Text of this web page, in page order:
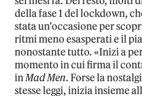
della fase 1 del lockdown,
stata un’occasione per
ritmi meno esasperati e il
nonostante tutto. «Inizi a
momento in cui firma il
inMad Men. Forse la
stesse leggi, inizia insieme